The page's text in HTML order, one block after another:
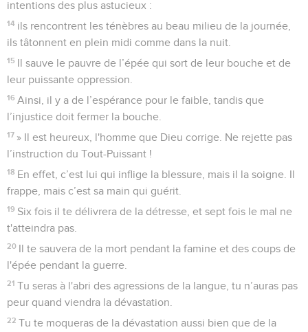
intentions des plus astucieux :
14 ils rencontrent les ténèbres au beau milieu de la journée,
ils tâtonnent en plein midi comme dans la nuit.
15 Il sauve le pauvre de l’épée qui sort de leur bouche et de
leur puissante oppression.
16 Ainsi, il y a de l’espérance pour le faible, tandis que
l’injustice doit fermer la bouche.
17 » Il est heureux, l'homme que Dieu corrige. Ne rejette pas
l’instruction du Tout-Puissant !
18 En effet, c’est lui qui inflige la blessure, mais il la soigne. Il
frappe, mais c’est sa main qui guérit.
19 Six fois il te délivrera de la détresse, et sept fois le mal ne
t'atteindra pas.
20 Il te sauvera de la mort pendant la famine et des coups de
l'épée pendant la guerre.
21 Tu seras à l'abri des agressions de la langue, tu n’auras pas
peur quand viendra la dévastation.
22 Tu te moqueras de la dévastation aussi bien que de la